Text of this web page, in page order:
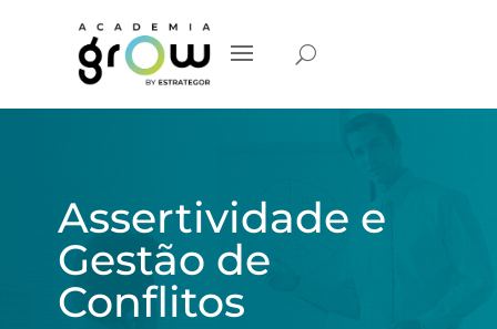
Assertividade e
Gestão de
Conflitos